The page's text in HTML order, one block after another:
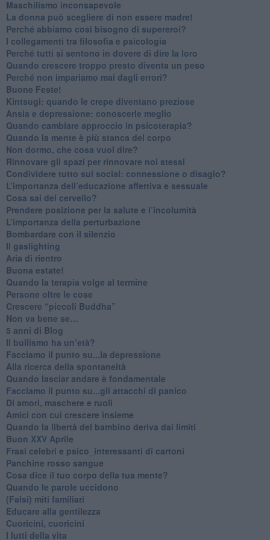
​Maschilismo inconsapevole
​La donna può scegliere di non essere madre!
​Perché abbiamo così bisogno di supereroi?
​I collegamenti tra filosofia e psicologia
​Perché tutti si sentono in dovere di dire la loro
​Quando crescere troppo presto diventa un peso
​Perché non impariamo mai dagli errori?
​Buone Feste!
​Kintsugi: quando le crepe diventano preziose
Ansia e depressione: conoscerle meglio
Quando cambiare approccio in psicoterapia?
​Quando la mente è più stanca del corpo
Non dormo, che cosa vuol dire?
​Rinnovare gli spazi per rinnovare noi stessi
​Condividere tutto sui social: connessione o disagio?
​L’importanza dell’educazione affettiva e sessuale
​Cosa sai del cervello?
Prendere posizione per la salute e l’incolumità
L’importanza della perturbazione
​Bombardare con il silenzio
Il gaslighting
Aria di rientro
Buona estate!
​Quando la terapia volge al termine
​Persone oltre le cose
​Crescere “piccoli Buddha”
Non va bene se…
​5 anni di Blog
​Il bullismo ha un’età?
Facciamo il punto su...la depressione
​Alla ricerca della spontaneità
​Quando lasciar andare è fondamentale
Facciamo il punto su...gli attacchi di panico
Di amori, maschere e ruoli
​Amici con cui crescere insieme
​Quando la libertà del bambino deriva dai limiti
Buon XXV Aprile
​Frasi celebri e psico_interessanti di cartoni
​Panchine rosso sangue
​Cosa dice il tuo corpo della tua mente?
​Quando le parole uccidono
​(Falsi) miti familiari
​Educare alla gentilezza
​Cuoricini, cuoricini
I lutti della vita